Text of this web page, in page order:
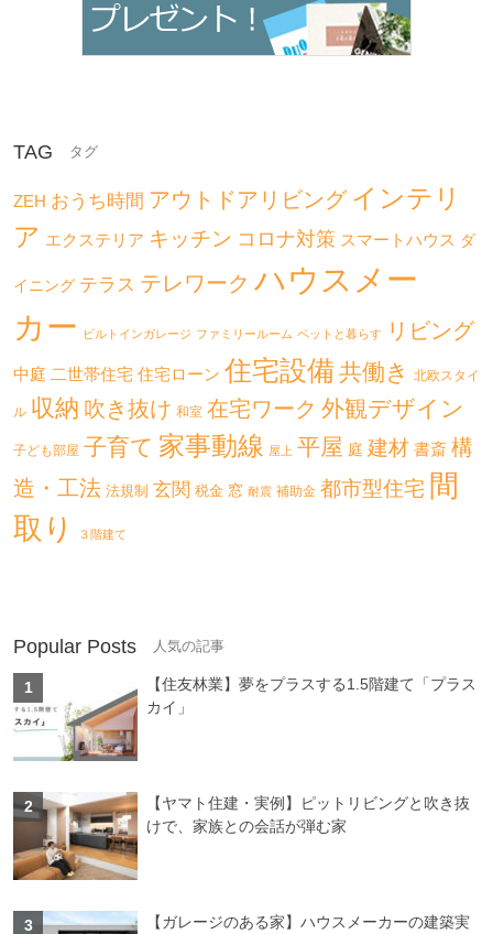
TAG
ZEH おうち時間 アウトドアリビング インテリ
ア エクステリア キッチン コロナ対策 スマートハウス ダ
イニング テラス テレワーク ハウスメー
カー
ビルトインガレージ ファミリールーム ペットと暮らす リビング
中庭 二世帯住宅 住宅ローン 住宅設備 共働き 北欧スタイ
ル 収納 吹き抜け 和室 在宅ワーク 外観デザイン
子ども部屋 子育て 家事動線 屋上 平屋 庭 建材 書斎 構
造・工法 法規制 玄関 税金 窓 耐震 補助金 都市型住宅 間
取り
３階建て
Popular Posts
【住友林業】夢をプラスする1.5階建て「プラス
カイ」
【ヤマト住建・実例】ピットリビングと吹き抜
けで、家族との会話が弾む家
【ガレージのある家】ハウスメーカーの建築実